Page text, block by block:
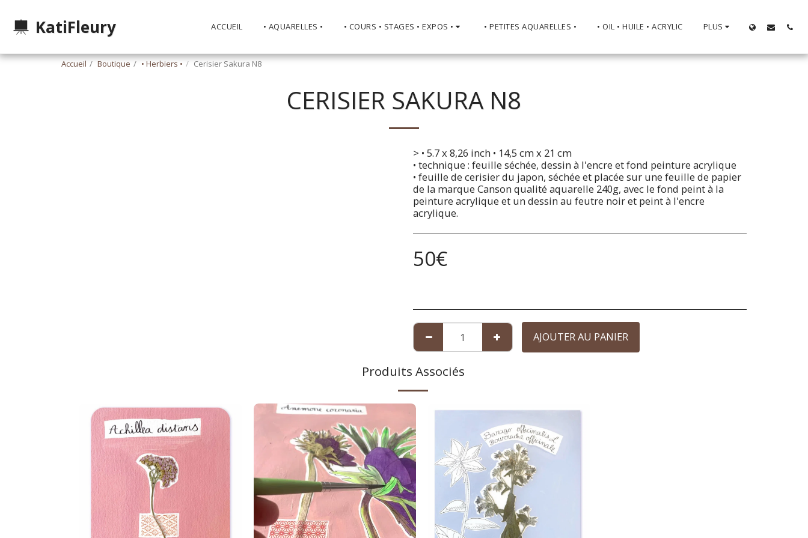
KatiFleury ACCUEIL • AQUARELLES • • COURS • STAGES • EXPOS • • PETITES AQUARELLES • • OIL • HUILE • ACRYLIC PLUS
Accueil Boutique • Herbiers • Cerisier Sakura N8
CERISIER SAKURA N8
> • 5.7 x 8,26 inch • 14,5 cm x 21 cm
• technique : feuille séchée, dessin à l'encre et fond peinture acrylique
• feuille de cerisier du japon, séchée et placée sur une feuille de papier
de la marque Canson qualité aquarelle 240g, avec le fond peint à la
peinture acrylique et un dessin au feutre noir et peint à l'encre
acrylique.
50€
AJOUTER AU PANIER
Produits Associés